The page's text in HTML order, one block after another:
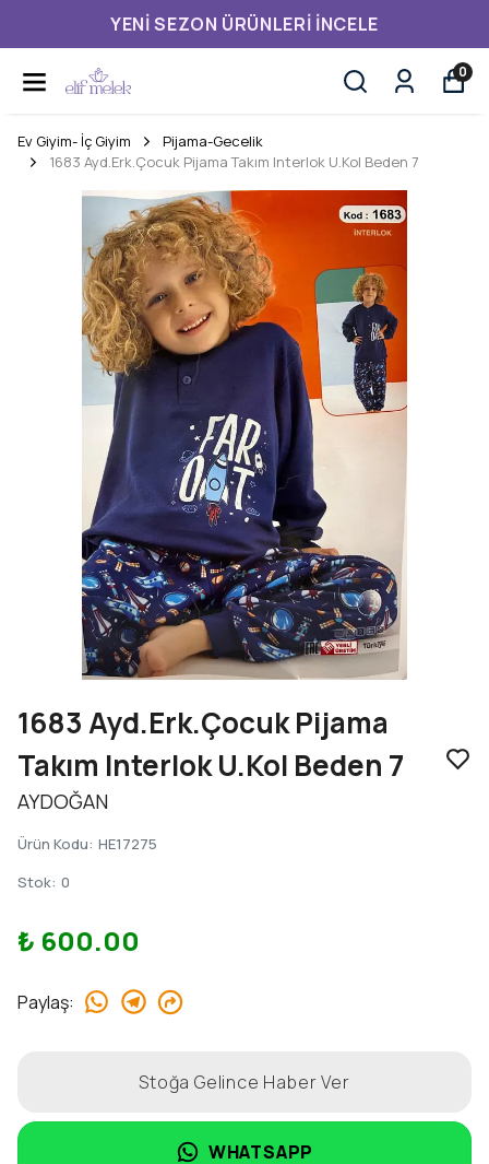
YENI SEZON ÜRÜNLERI İNCELE
0
Ev Giyim- İç Giyim
Pijama-Gecelik
1683 Ayd.Erk.Çocuk Pijama Takım Interlok U.Kol Beden 7
1683 Ayd.Erk.Çocuk Pijama
Takım Interlok U.Kol Beden 7
AYDOĞAN
Ürün Kodu: HE17275
Stok: 0
₺ 600.00
Paylaş:
Stoğa Gelince Haber Ver
WHATSAPP